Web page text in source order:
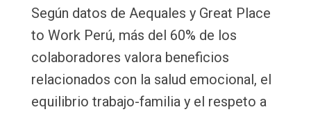
Según datos de Aequales y Great Place
to Work Perú, más del 60% de los
colaboradores valora beneficios
relacionados con la salud emocional, el
equilibrio trabajo-familia y el respeto a